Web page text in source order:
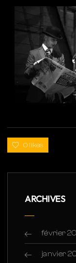
0 likes
ARCHIVES
février
janvier